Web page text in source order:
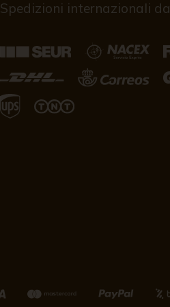
Spedizioni internazionali da